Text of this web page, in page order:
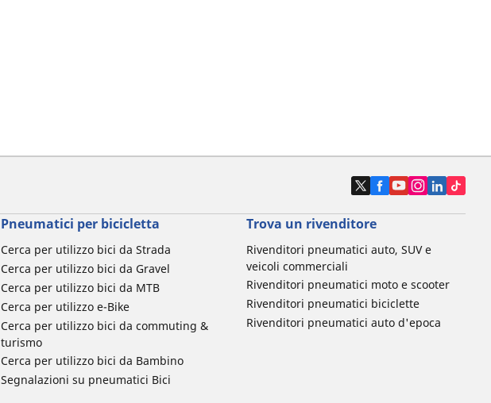
Pneumatici per bicicletta
Cerca per utilizzo bici da Strada
Cerca per utilizzo bici da Gravel
Cerca per utilizzo bici da MTB
Cerca per utilizzo e-Bike
Cerca per utilizzo bici da commuting &
turismo
Cerca per utilizzo bici da Bambino
Segnalazioni su pneumatici Bici
Trova un rivenditore
Rivenditori pneumatici auto, SUV e
veicoli commerciali
Rivenditori pneumatici moto e scooter
Rivenditori pneumatici biciclette
Rivenditori pneumatici auto d'epoca